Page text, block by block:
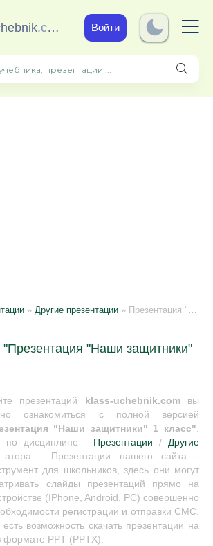
.com Войти
» Другие презентации » Презентация "Наши защитники" 1 класс
"Презентация "Наши защитники"
презентаций klass-uchebnik.comвы
ознакомиться с полной версией
"Наши защитники" 1 класс".
по дисциплине -
Презентации /Другие
. Презентации нашего сайта -
для школьников, здесь они могут
слайды презентаций прямо на
(IPhone, Android, PC) совершенно
регистрации и отправки СМС.
возможность скачать презентации на
формате PPT (PPTX).